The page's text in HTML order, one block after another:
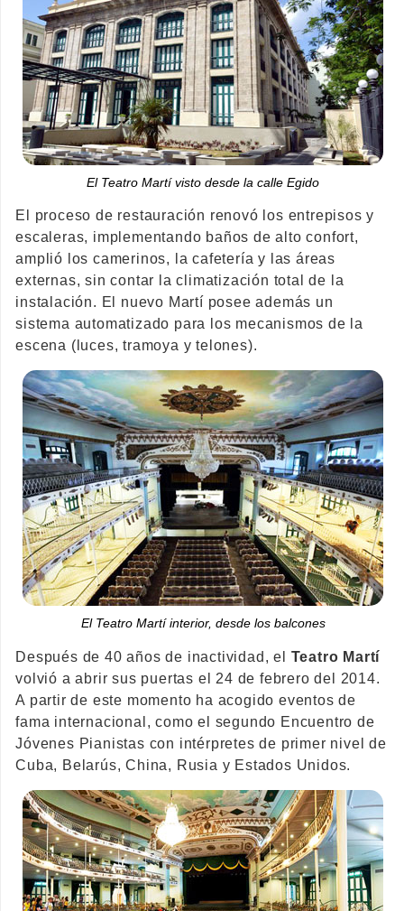
El Teatro Martí visto desde la calle Egido
El proceso de restauración renovó los entrepisos y
escaleras, implementando baños de alto confort,
amplió los camerinos, la cafetería y las áreas
externas, sin contar la climatización total de la
instalación. El nuevo Martí posee además un
sistema automatizado para los mecanismos de la
escena (luces, tramoya y telones).
El Teatro Martí interior, desde los balcones
Después de 40 años de inactividad, el Teatro Martí
volvió a abrir sus puertas el 24 de febrero del 2014.
A partir de este momento ha acogido eventos de
fama internacional, como el segundo Encuentro de
Jóvenes Pianistas con intérpretes de primer nivel de
Cuba, Belarús, China, Rusia y Estados Unidos.